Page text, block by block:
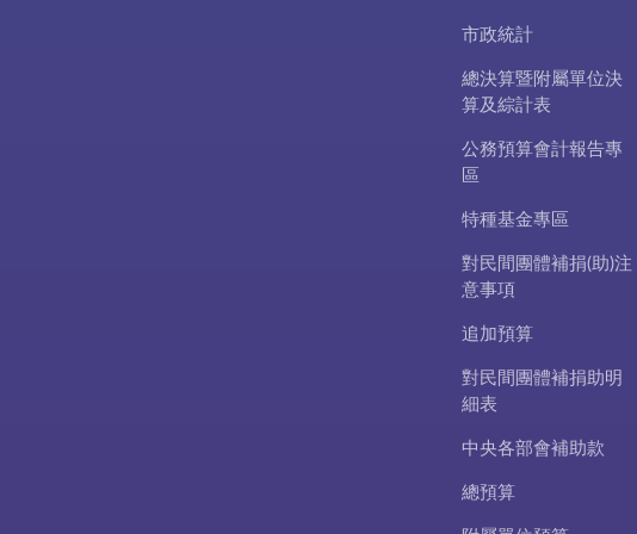
市政統計
總決算暨附屬單位決
算及綜計表
公務預算會計報告專
區
特種基金專區
對民間團體補捐(助)注
意事項
追加預算
對民間團體補捐助明
細表
中央各部會補助款
總預算